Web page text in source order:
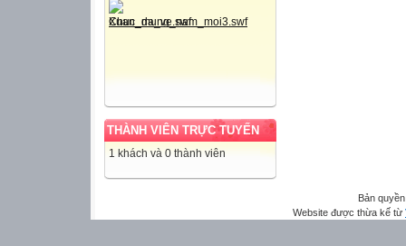
THÀNH VIÊN TRỰC TUYẾN
1 khách và 0 thành viên
Bản
Website được thừa kế từ